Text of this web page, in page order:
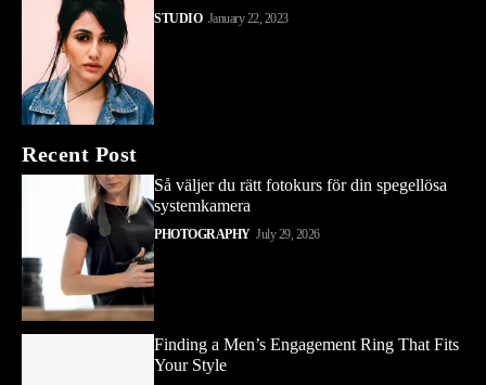
STUDIO January 22, 2023
Recent Post
Så väljer du rätt fotokurs för din spegellösa
systemkamera
PHOTOGRAPHY July 29, 2026
Finding a Men’s Engagement Ring That Fits
Your Style